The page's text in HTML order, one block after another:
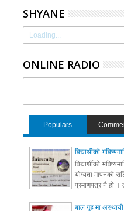
SHYANE
Loading...
ONLINE RADIO
Populars
विद्यार्थीको
विद्यार्थीको
योग्यता मापनको
प्रमाणपत्र नै हो ।
बाल गृह मा